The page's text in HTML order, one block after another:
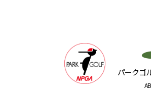
日本パーク
パークゴ